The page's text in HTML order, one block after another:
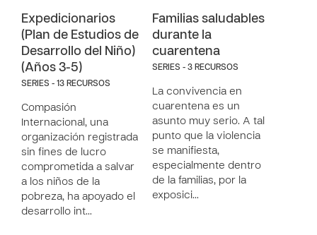
Expedicionarios
(Plan de Estudios de
Desarrollo del Niño)
(Años 3-5)
SERIES - 13 RECURSOS
Compasión
Internacional, una
organización registrada
sin fines de lucro
comprometida a salvar
a los niños de la
pobreza, ha apoyado el
desarrollo int…
Familias saludables
durante la
cuarentena
SERIES - 3 RECURSOS
La convivencia en
cuarentena es un
asunto muy serio. A tal
punto que la violencia
se manifiesta,
especialmente dentro
de la familias, por la
exposici…